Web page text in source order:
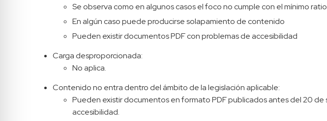
Se observa como en algunos casos el foco no cumple con el mínimo
En algún caso puede producirse solapamiento de contenido
Pueden existir documentos PDF con problemas de accesibilidad
Carga desproporcionada:
No aplica.
Contenido no entra dentro del ámbito de la legislación aplicable:
Pueden existir documentos en formato PDF publicados antes del 20
accesibilidad.